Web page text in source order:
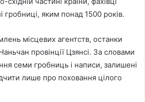
гробниці, яким понад 1500 років.
місцевих агентств, останки
провінції Цзянсі. За словами
семи гробниць і написи, залишені
лише про поховання цілого